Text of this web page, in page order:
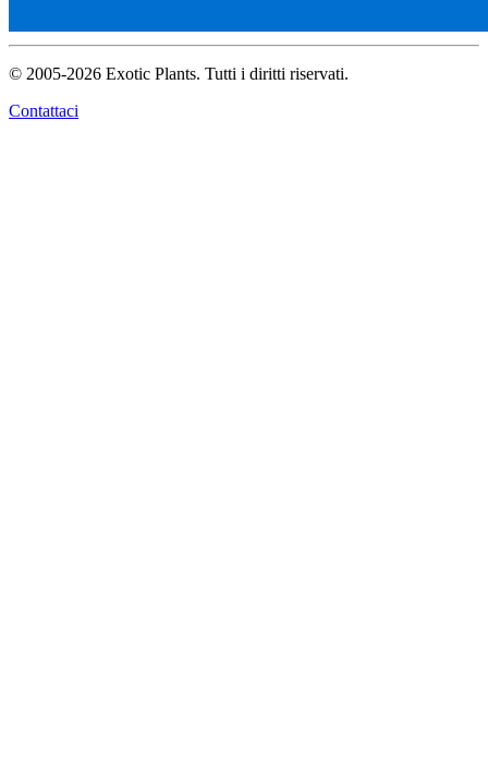
© 2005-2026 Exotic Plants. Tutti i diritti riservati.
Contattaci